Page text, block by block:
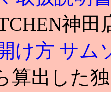
神
け方 サム
算出した